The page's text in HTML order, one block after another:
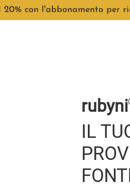
con l'abbonamento per
rubyni
IL